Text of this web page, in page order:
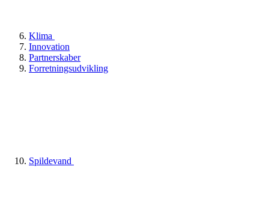
Klima
Innovation
Partnerskaber
Forretningsudvikling
Spildevand